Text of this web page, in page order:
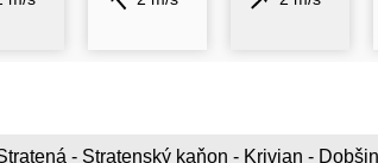
- Stratenský kaňon - Krivian -